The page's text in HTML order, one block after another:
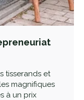
tisserands et
magnifiques
à un prix